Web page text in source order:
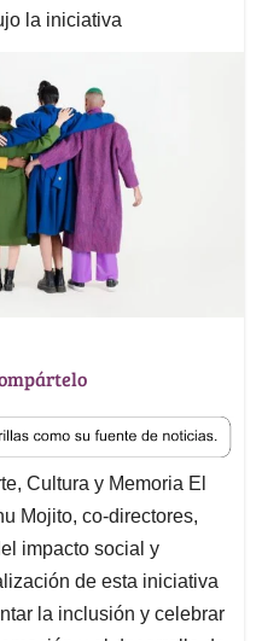
la iniciativa
Cultura y Memoria El
Mojito, co-directores,
impacto social y
de esta iniciativa
la inclusión y celebrar